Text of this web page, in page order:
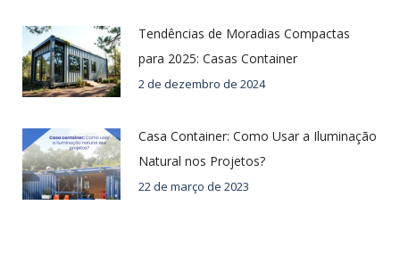
Tendências de Moradias Compactas
para 2025: Casas Container
2 de dezembro de 2024
Casa Container: Como Usar a Iluminação
Natural nos Projetos?
22 de março de 2023